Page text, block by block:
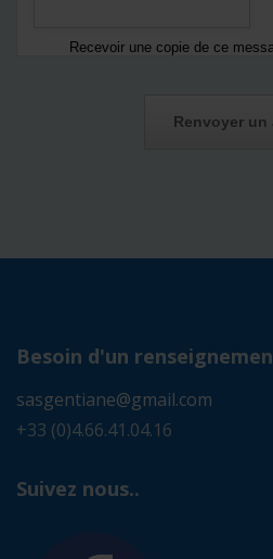
Recevoir une copie de ce
Besoin d'un
sasgentiane@gmail.com
+33 (0)4.66.41.04.16
Suivez nous..